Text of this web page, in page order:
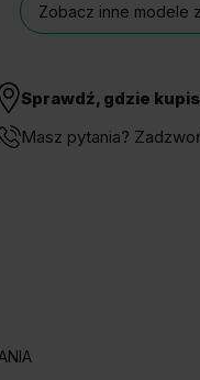
Zobacz inne modele
Sprawdź, gdzie
Masz pytania?